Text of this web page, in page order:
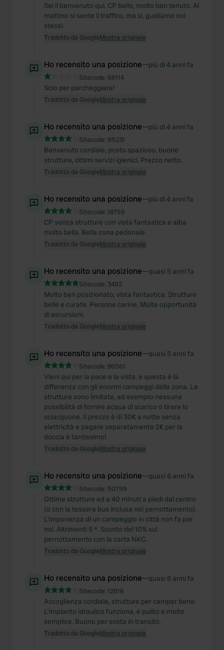
Sei il benvenuto qui. CP bello, molto ben tenuto. Al
mattino si sente il traffico, ma sì, guidiamo noi
stessi.
Tradotto da GoogleMostra originale
Ho recensito una posizione—più di 4 anni fa
Sitecode: 66114
Solo per parcheggiare!
Tradotto da GoogleMostra originale
Ho recensito una posizione—più di 4 anni fa
Sitecode: 95231
Benvenuto cordiale, posto spazioso, buone
strutture, ottimi servizi igienici. Prezzo netto.
Tradotto da GoogleMostra originale
Ho recensito una posizione—più di 4 anni fa
Sitecode: 18759
CP senza strutture con vista fantastica e alba
molto bella. Bella zona pedonale.
Tradotto da GoogleMostra originale
Ho recensito una posizione—quasi 5 anni fa
Sitecode: 3492
Molto ben posizionato, vista fantastica. Strutture
belle e curate. Persone carine. Molte opportunità
di escursioni.
Tradotto da GoogleMostra originale
Ho recensito una posizione—quasi 5 anni fa
Sitecode: 86561
Vieni qui per la pace e la vista, e questa è la
differenza con gli enormi campeggi della zona. Le
strutture sono limitate, ad esempio nessuna
possibilità di fornire acqua di scarico o tirare lo
sciacquone. Il prezzo è di 30€ a notte senza
elettricità e pagare separatamente 2€ per la
doccia è tantissimo!
Tradotto da GoogleMostra originale
Ho recensito una posizione—quasi 6 anni fa
Sitecode: 50799
Ottime strutture ed a 40 minuti a piedi dal centro
(o con la tessera bus inclusa nel pernottamento).
L'imponenza di un campeggio in città non fa per
noi. Altrimenti 5 *. Sconto del 10% sul
pernottamento con la carta NKC.
Tradotto da GoogleMostra originale
Ho recensito una posizione—quasi 6 anni fa
Sitecode: 12916
Accoglienza cordiale, strutture per camper bene.
L'impianto idraulico funziona, è pulito e molto
semplice. Buono per sosta in transito.
Tradotto da GoogleMostra originale